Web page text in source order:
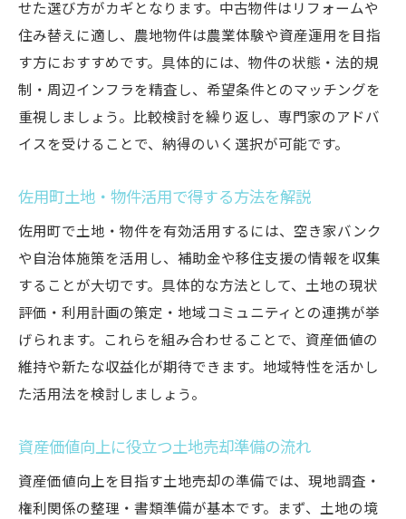
せた選び方がカギとなります。中古物件はリフォームや
住み替えに適し、農地物件は農業体験や資産運用を目指
す方におすすめです。具体的には、物件の状態・法的規
制・周辺インフラを精査し、希望条件とのマッチングを
重視しましょう。比較検討を繰り返し、専門家のアドバ
イスを受けることで、納得のいく選択が可能です。
佐用町土地・物件活用で得する方法を解説
佐用町で土地・物件を有効活用するには、空き家バンク
や自治体施策を活用し、補助金や移住支援の情報を収集
することが大切です。具体的な方法として、土地の現状
評価・利用計画の策定・地域コミュニティとの連携が挙
げられます。これらを組み合わせることで、資産価値の
維持や新たな収益化が期待できます。地域特性を活かし
た活用法を検討しましょう。
資産価値向上に役立つ土地売却準備の流れ
資産価値向上を目指す土地売却の準備では、現地調査・
権利関係の整理・書類準備が基本です。まず、土地の境